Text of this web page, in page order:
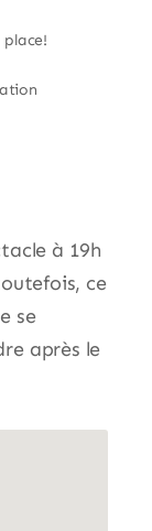
place!
à 19h
ce
se
après le